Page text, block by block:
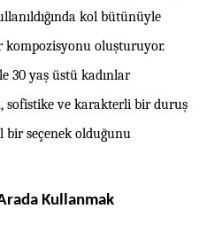
kol bütünüyle
oluşturuyor.
30 yaş üstü kadınlar
sofistike ve karakterli bir duruş
bir seçenek olduğunu
Kullanmak